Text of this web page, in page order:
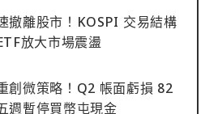
撤離股市！KOSPI 交易結構
放大市場震盪
創微策略！Q2 帳面虧損 82
週暫停買幣屯現金